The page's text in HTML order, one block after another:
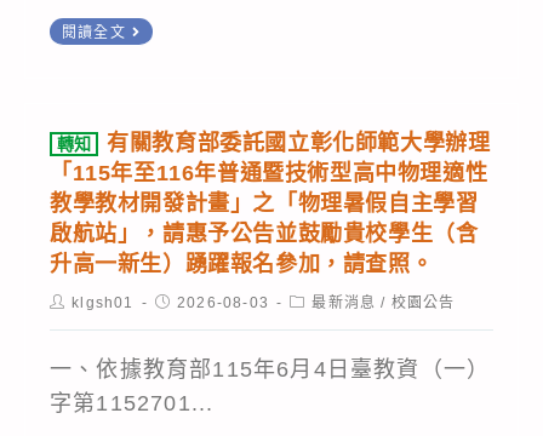
興
師，
報
名
參
加。
照
2
期)」
推
廣
教
育
程,
惠
理
寫
作
線
上
練
功
線
上
閱讀全文
轉
立
臺
灣
師
範
大
學
心
理
轉知
有關教育部委託國立彰化師範大學辦理
「115年至116年普通暨技術型高中物理適性
教學教材開發計畫」之「物理暑假自主學習
啟航站」，請惠予公告並鼓勵貴校學生（含
升高一新生）踴躍報名參加，請查照。
Postklgsh01
Post2026-08-03
Post最新消息 / 校園公告
一、依據教育部115年6月4日臺教資（一）
字第1152701...